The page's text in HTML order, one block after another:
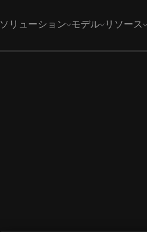
ソリューション モデル リソース